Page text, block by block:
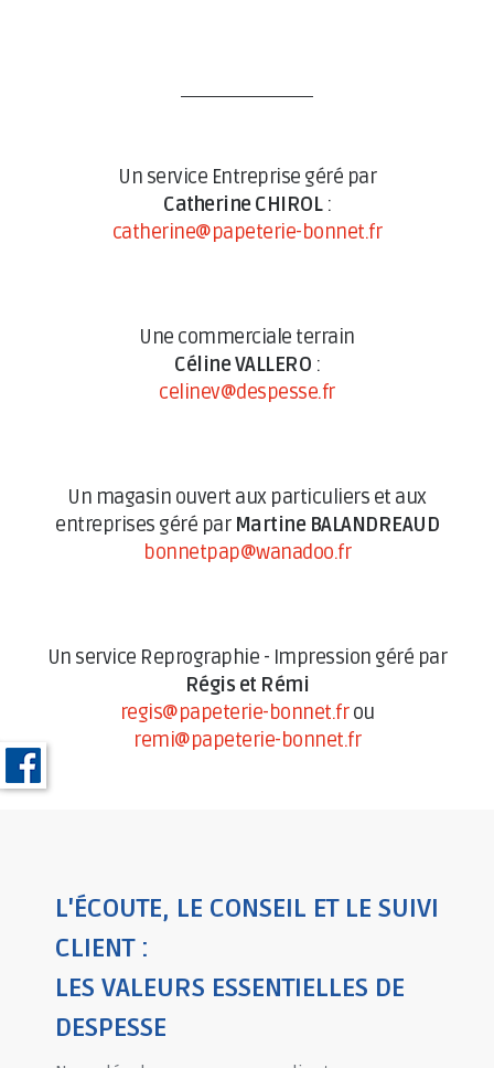
Un service Entreprise géré par
Catherine CHIROL:
catherine@papeterie-bonnet.fr
Une commerciale terrain
Céline VALLERO :
celinev@despesse.fr
Un magasin ouvert aux particuliers et aux
entreprises géré par Martine BALANDREAUD
bonnetpap@wanadoo.fr
Un service Reprographie - Impression géré par
Régis et Rémi
regis@papeterie-bonnet.frou
remi@papeterie-bonnet.fr
L'ÉCOUTE, LE CONSEIL ET LE SUIVI
CLIENT :
LES VALEURS ESSENTIELLES DE
DESPESSE